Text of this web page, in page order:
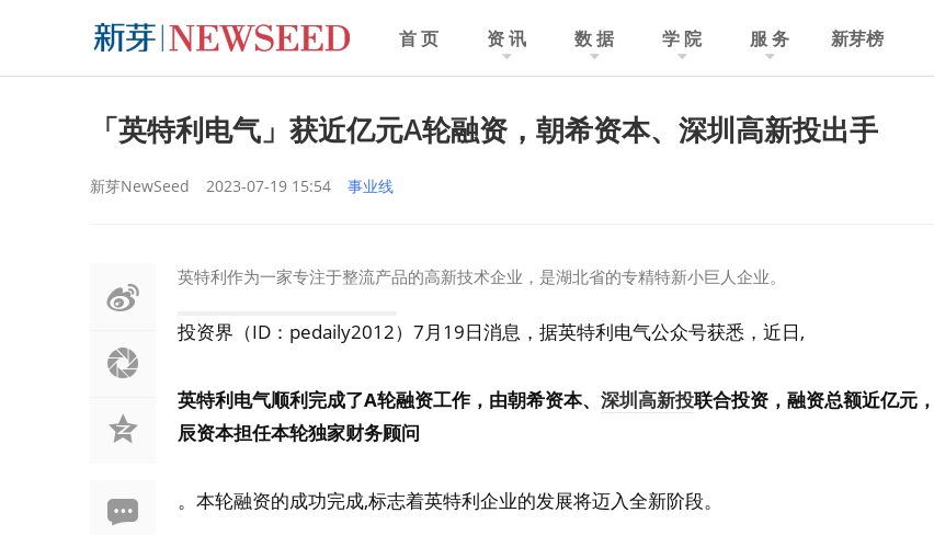
首 页 资 讯 数 据 学 院 服 务 新芽榜
「英特利电气」获近亿元A轮融资，朝希资本、深圳高新投出手
新芽NewSeed 2023-07-19 15:54 事业线
英特利作为一家专注于整流产品的高新技术企业，是湖北省的专精特新小巨人企业。
投资界（ID：pedaily2012）7月19日消息，据英特利电气公众号获悉，近日,
英特利电气顺利完成了A轮融资工作，由朝希资本、 深圳高新投联合投资，融资总额近亿元，
辰资本担任本轮独家财务顾问
。本轮融资的成功完成,标志着英特利企业的发展将迈入全新阶段。